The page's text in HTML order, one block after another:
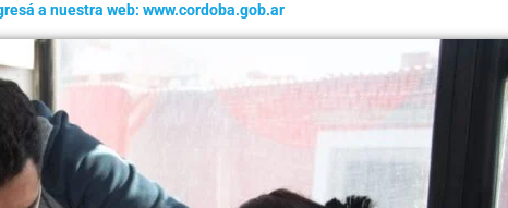
a nuestra web: www.cordoba.gob.ar